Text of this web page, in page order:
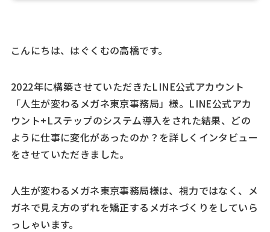
こんにちは、はぐくむの高橋です。
2022年に構築させていただきたLINE公式アカウント
「人生が変わるメガネ東京事務局」様。LINE公式アカ
ウント+Lステップのシステム導入をされた結果、どの
ように仕事に変化があったのか？を詳しくインタビュー
をさせていただきました。
人生が変わるメガネ東京事務局様は、視力ではなく、メ
ガネで見え方のずれを矯正するメガネづくりをしていら
っしゃいます。